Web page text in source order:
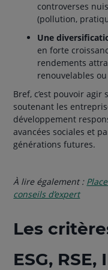
controverses
(pollution,
Une
en forte
rendements
renouvelables
Bref, c’est pouvoir agir
soutenant les
développement
avancées sociales et
générations futures.
À lire également :
conseils d’expert
Les
ESG, RSE,